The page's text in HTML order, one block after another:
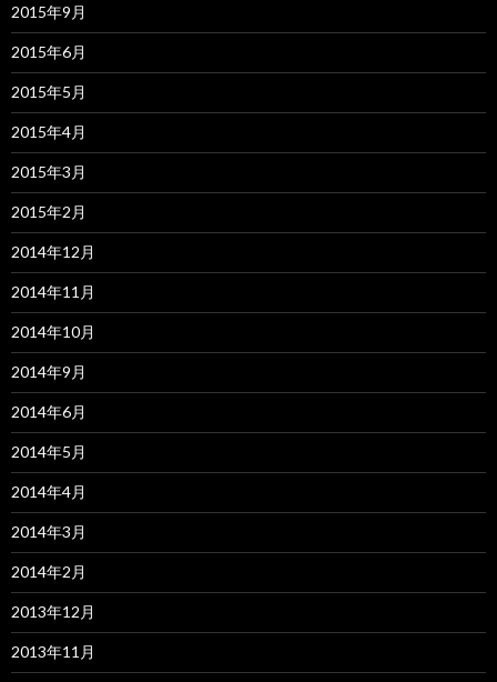
2015年9月
2015年6月
2015年5月
2015年4月
2015年3月
2015年2月
2014年12月
2014年11月
2014年10月
2014年9月
2014年6月
2014年5月
2014年4月
2014年3月
2014年2月
2013年12月
2013年11月